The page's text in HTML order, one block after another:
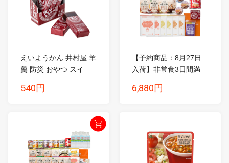
えいようかん 井村屋 羊
羹 防災 おやつ スイ
540円
【予約商品：8月27日
入荷】非常食3日間満
6,880円